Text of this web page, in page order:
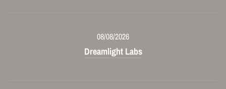
08/08/2026
Dreamlight Labs